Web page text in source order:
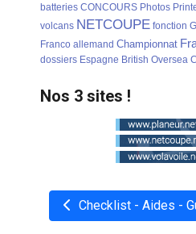
batteries CONCOURS Photos
volcans NETCOUPE fonction
Franco allemand Championnat
dossiers Espagne British Oversea
Nos 3 sites !
Checklist - Aides -